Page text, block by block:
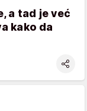
a tad je već
kako da